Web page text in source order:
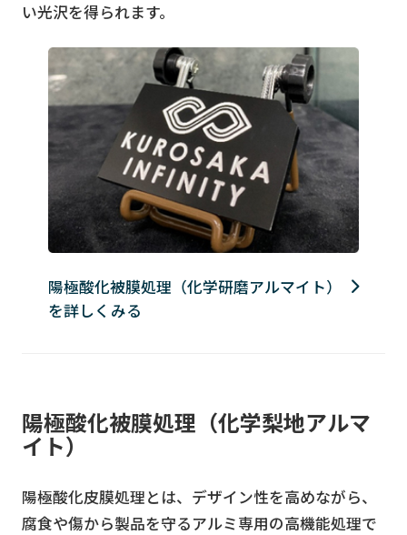
い光沢を得られます。
陽極酸化被膜処理（化学研磨アルマイト）
を詳しくみる
陽極酸化被膜処理（化学梨地アルマ
イト）
陽極酸化皮膜処理とは、デザイン性を高めながら、
腐食や傷から製品を守るアルミ専用の高機能処理で